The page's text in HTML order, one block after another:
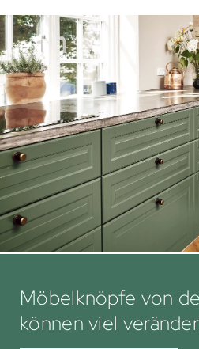
Möbelknöpfe von
können viel